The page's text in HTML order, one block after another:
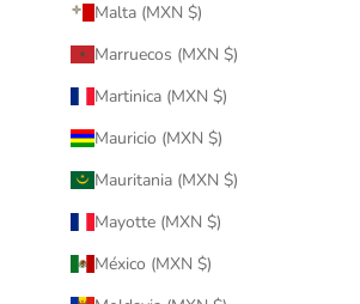
Malta (MXN $)
Marruecos (MXN $)
Martinica (MXN $)
Mauricio (MXN $)
Mauritania (MXN $)
Mayotte (MXN $)
México (MXN $)